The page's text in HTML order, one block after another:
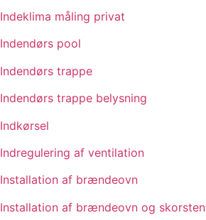
Indeklima måling privat
Indendørs pool
Indendørs trappe
Indendørs trappe belysning
Indkørsel
Indregulering af ventilation
Installation af brændeovn
Installation af brændeovn og skorsten